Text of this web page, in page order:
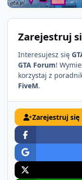
Zarejestruj
Interesujesz się
GTA Forum!
korzystaj z
FiveM.
Zarejestruj się